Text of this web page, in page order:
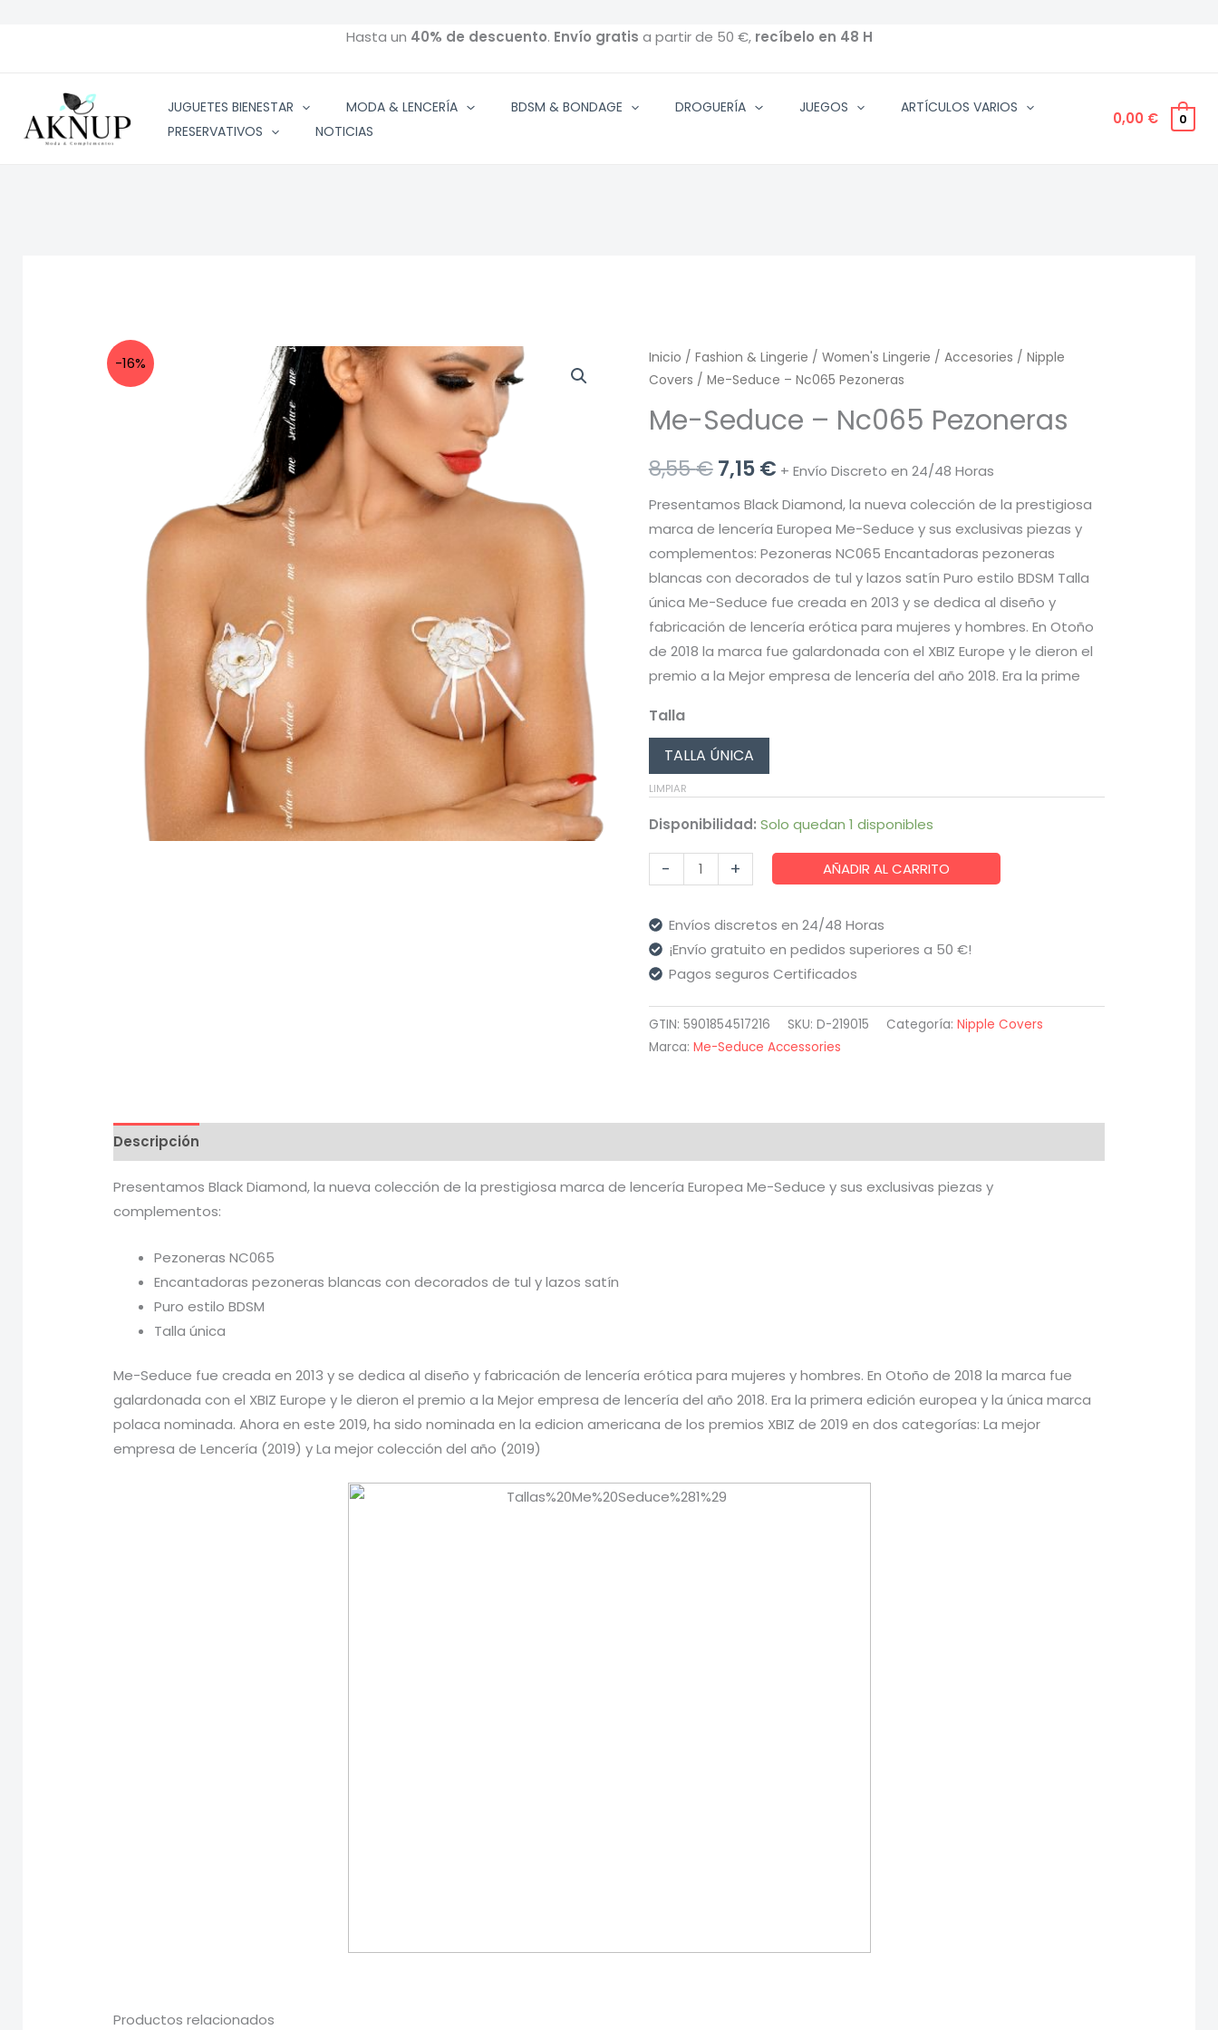
Hasta un 40% de descuento. Envío gratis a partir de 50 €, recíbelo en 48 H
JUGUETES BIENESTAR MODA & LENCERÍA BDSM & BONDAGE DROGUERÍA JUEGOS
ARTÍCULOS VARIOS
PRESERVATIVOS
NOTICIAS
0,00 € 0
-16% Inicio / Fashion & Lingerie / Women's Lingerie / Accesories / Nipple
Covers / Me-Seduce – Nc065 Pezoneras
Me-Seduce – Nc065 Pezoneras
8,55€El
precio
original
era:
8,55 €.
7,15€El
precio
actual
es:
7,15 €.
+ Envío Discreto en 24/48 Horas
Presentamos Black Diamond, la nueva colección de la prestigiosa
marca de lencería Europea Me-Seduce y sus exclusivas piezas y
complementos: Pezoneras NC065 Encantadoras pezoneras
blancas con decorados de tul y lazos satín Puro estilo BDSM Talla
única Me-Seduce fue creada en 2013 y se dedica al diseño y
fabricación de lencería erótica para mujeres y hombres. En Otoño
de 2018 la marca fue galardonada con el XBIZ Europe y le dieron el
premio a la Mejor empresa de lencería del año 2018. Era la prime
Talla
TALLA ÚNICA
LIMPIAR
Disponibilidad: Solo quedan 1 disponibles
-
Me-
Seduce
Nc065
Pezoneras
cantidad
+ AÑADIR AL CARRITO
Envíos discretos en 24/48 Horas
¡Envío gratuito en pedidos superiores a 50 €!
Pagos seguros Certificados
GTIN: 5901854517216 SKU: D-219015 Categoría: Nipple Covers
Marca: Me-Seduce Accessories
Descripción
Presentamos Black Diamond, la nueva colección de la prestigiosa marca de lencería Europea Me-Seduce y sus exclusivas piezas y
complementos:
Pezoneras NC065
Encantadoras pezoneras blancas con decorados de tul y lazos satín
Puro estilo BDSM
Talla única
Me-Seduce fue creada en 2013 y se dedica al diseño y fabricación de lencería erótica para mujeres y hombres. En Otoño de 2018 la marca fue
galardonada con el XBIZ Europe y le dieron el premio a la Mejor empresa de lencería del año 2018. Era la primera edición europea y la única marca
polaca nominada. Ahora en este 2019, ha sido nominada en la edicion americana de los premios XBIZ de 2019 en dos categorías: La mejor
empresa de Lencería (2019) y La mejor colección del año (2019)
Productos relacionados